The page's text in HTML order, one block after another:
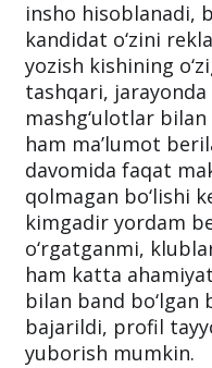
insho hisoblanadi,
kandidat o‘zini
yozish kishining
tashqari,
mashg‘ulotlar
ham ma’lumot
davomida faqat
qolmagan bo‘lishi
kimgadir yordam
o‘rgatganmi,
ham katta
bilan band bo‘lgan
bajarildi, profil
yuborish mumkin.